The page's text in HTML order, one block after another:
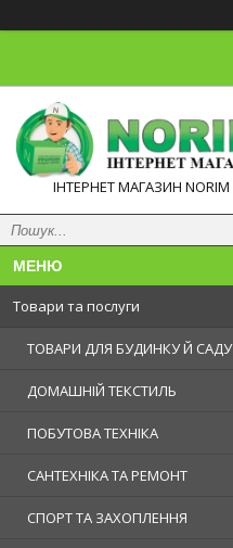
ІНТЕРНЕТ МАГАЗИН NORIM
Товари та послуги
ТОВАРИ ДЛЯ БУДИНКУ Й САДУ
ДОМАШНІЙ ТЕКСТИЛЬ
ПОБУТОВА ТЕХНІКА
САНТЕХНІКА ТА РЕМОНТ
СПОРТ ТА ЗАХОПЛЕННЯ